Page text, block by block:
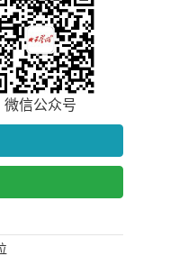
微信公众号